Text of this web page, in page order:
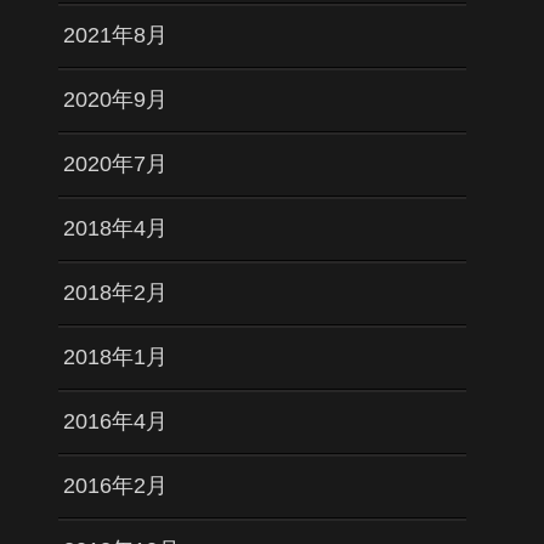
2021年8月
2020年9月
2020年7月
2018年4月
2018年2月
2018年1月
2016年4月
2016年2月